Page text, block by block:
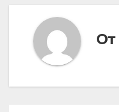
От